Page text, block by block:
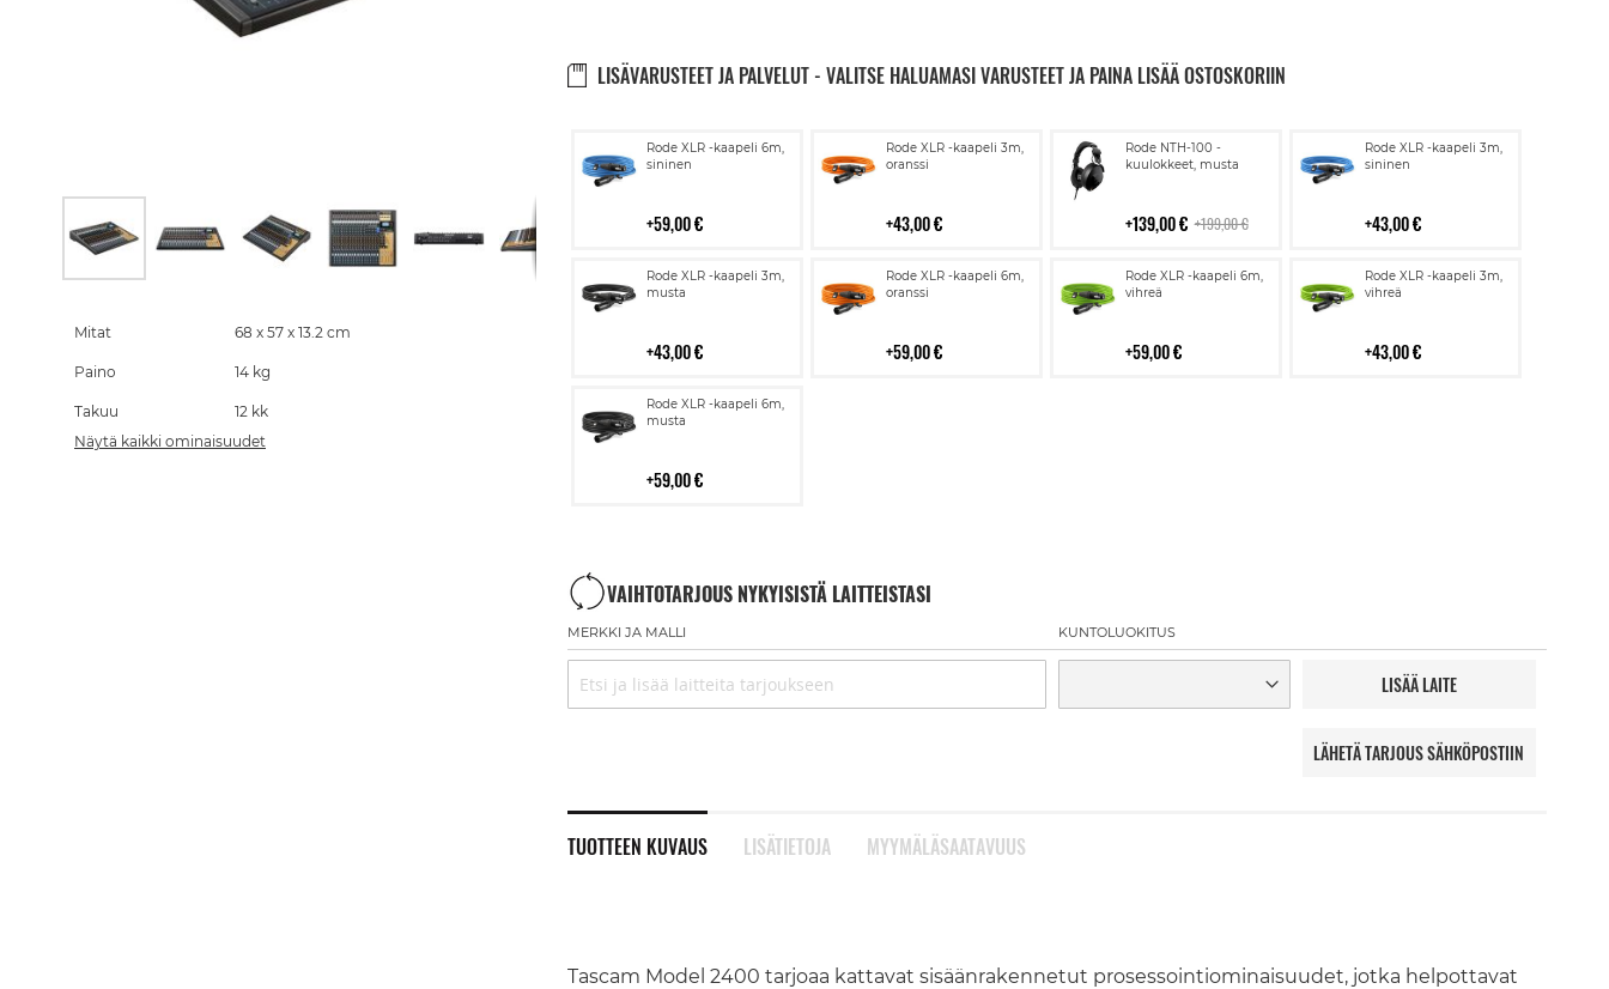
LISÄVARUSTEET JA PALVELUT - VALITSE HALUAMASI VARUSTEET JA PAINA LISÄÄ OSTOSKORIIN
Rode XLR -kaapeli 6m,
sininen
59,00 €
Lisää
ostoskoriin
Rode XLR -kaapeli 3m,
oranssi
43,00 €
Lisää
ostoskoriin
Rode NTH-100 -
kuulokkeet, musta
139,00 € 199,00 €
Lisää
ostoskoriin
Rode XLR -kaapeli 3m,
sininen
43,00 €
Lisää
ostoskoriin
Rode XLR -kaapeli 3m,
musta
43,00 €
Lisää
ostoskoriin
Rode XLR -kaapeli 6m,
oranssi
59,00 €
Lisää
ostoskoriin
Rode XLR -kaapeli 6m,
vihreä
59,00 €
Lisää
ostoskoriin
Rode XLR -kaapeli 3m,
vihreä
43,00 €
Lisää
ostoskoriin
Rode XLR -kaapeli 6m,
musta
59,00 €
Lisää
ostoskoriin
VAIHTOTARJOUS NYKYISISTÄ LAITTEISTASI
MERKKI JA MALLI KUNTOLUOKITUS
LISÄÄ LAITE
LÄHETÄ TARJOUS SÄHKÖPOSTIIN
TUOTTEEN KUVAUS
Tascam Model 2400 tarjoaa kattavat sisäänrakennetut prosessointiominaisuudet, jotka helpottavat
LISÄTIETOJA MYYMÄLÄSAATAVUUS
the
images
gallery
Mitat 68 x 57 x 13.2 cm
Paino 14 kg
Takuu
12 kk
Näytä kaikki ominaisuudet